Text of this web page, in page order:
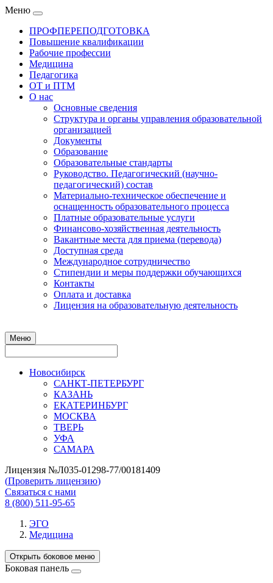
Меню
ПРОФПЕРЕПОДГОТОВКА
Повышение квалификации
Рабочие профессии
Медицина
Педагогика
ОТ и ПТМ
О нас
Основные сведения
Структура и органы управления образовательной
организацией
Документы
Образование
Образовательные стандарты
Руководство. Педагогический (научно-
педагогический) состав
Материально-техническое обеспечение и
оснащенность образовательного процесса
Платные образовательные услуги
Финансово-хозяйственная деятельность
Вакантные места для приема (перевода)
Доступная среда
Международное сотрудничество
Стипендии и меры поддержки обучающихся
Контакты
Оплата и доставка
Лицензия на образовательную деятельность
Меню
Новосибирск
САНКТ-ПЕТЕРБУРГ
КАЗАНЬ
ЕКАТЕРИНБУРГ
МОСКВА
ТВЕРЬ
УФА
САМАРА
Лицензия №Л035-01298-77/00181409
(Проверить лицензию)
Связаться с нами
8 (800) 511-95-65
ЭГО
Медицина
Открыть боковое меню
Боковая панель